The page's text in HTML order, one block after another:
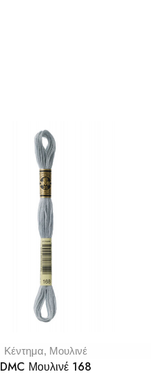
Κέντημα, Μουλινέ
DMC Μουλινέ 168